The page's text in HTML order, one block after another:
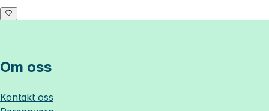
Om oss
Kontakt oss